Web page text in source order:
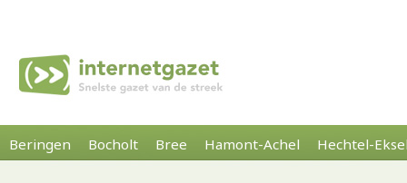
Beringen Bocholt Bree Hamont-Achel Hechtel-